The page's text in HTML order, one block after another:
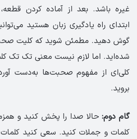
غیره باشد. بعد از آماده کردن
ابتدای راه یادگیری زبان هستید
گوش دهید. مطمئن شوید که کلیت
شده‌اید. اما لازم نیست معنی تک تک
کلی‌ای از مفهوم صحبت‌ها به‌دست
بروید.
گام دوم:حالا صدا را پخش کنید و
کلمات و جملات کنید. سعی کنید کلمات